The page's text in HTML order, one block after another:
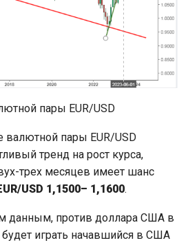
пары EUR/USD
валютной пары EUR/USD
тренд на рост курса,
трех месяцев имеет шанc
USD 1,1500– 1,1600.
данным, против доллара США в
играть начавшийся в США